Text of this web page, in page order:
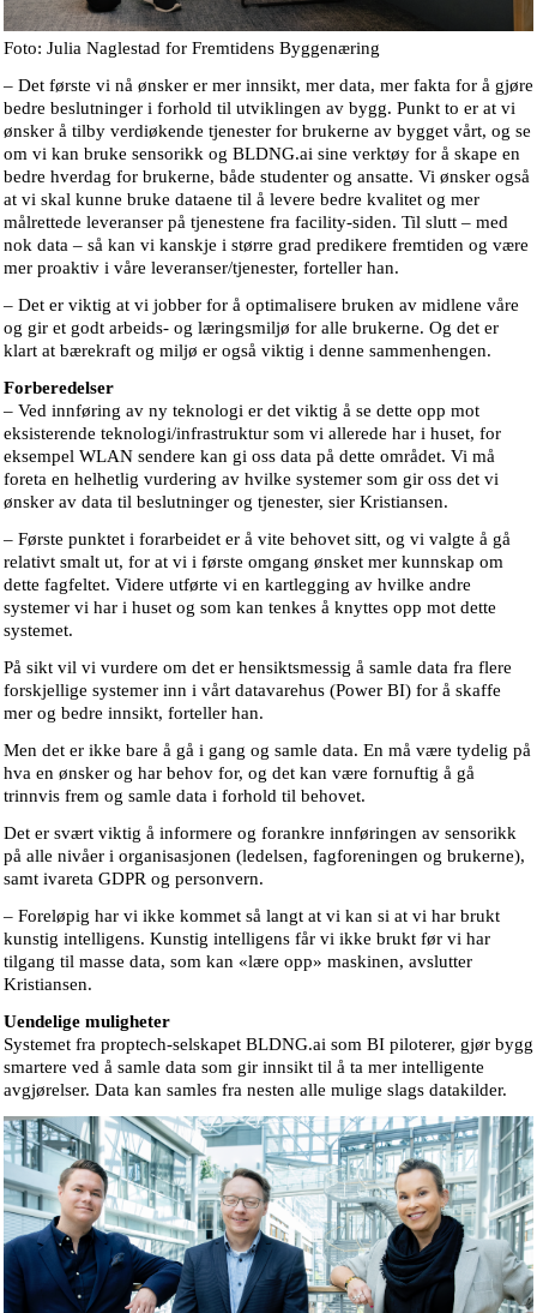
Foto: Julia Naglestad for Fremtidens Byggenæring
– Det første vi nå ønsker er mer innsikt, mer data, mer fakta for å gjøre
bedre beslutninger i forhold til utviklingen av bygg. Punkt to er at vi
ønsker å tilby verdiøkende tjenester for brukerne av bygget vårt, og se
om vi kan bruke sensorikk og BLDNG.ai sine verktøy for å skape en
bedre hverdag for brukerne, både studenter og ansatte. Vi ønsker også
at vi skal kunne bruke dataene til å levere bedre kvalitet og mer
målrettede leveranser på tjenestene fra facility-siden. Til slutt – med
nok data – så kan vi kanskje i større grad predikere fremtiden og være
mer proaktiv i våre leveranser/tjenester, forteller han.
– Det er viktig at vi jobber for å optimalisere bruken av midlene våre
og gir et godt arbeids- og læringsmiljø for alle brukerne. Og det er
klart at bærekraft og miljø er også viktig i denne sammenhengen.
Forberedelser
– Ved innføring av ny teknologi er det viktig å se dette opp mot
eksisterende teknologi/infrastruktur som vi allerede har i huset, for
eksempel WLAN sendere kan gi oss data på dette området. Vi må
foreta en helhetlig vurdering av hvilke systemer som gir oss det vi
ønsker av data til beslutninger og tjenester, sier Kristiansen.
– Første punktet i forarbeidet er å vite behovet sitt, og vi valgte å gå
relativt smalt ut, for at vi i første omgang ønsket mer kunnskap om
dette fagfeltet. Videre utførte vi en kartlegging av hvilke andre
systemer vi har i huset og som kan tenkes å knyttes opp mot dette
systemet.
På sikt vil vi vurdere om det er hensiktsmessig å samle data fra flere
forskjellige systemer inn i vårt datavarehus (Power BI) for å skaffe
mer og bedre innsikt, forteller han.
Men det er ikke bare å gå i gang og samle data. En må være tydelig på
hva en ønsker og har behov for, og det kan være fornuftig å gå
trinnvis frem og samle data i forhold til behovet.
Det er svært viktig å informere og forankre innføringen av sensorikk
på alle nivåer i organisasjonen (ledelsen, fagforeningen og brukerne),
samt ivareta GDPR og personvern.
– Foreløpig har vi ikke kommet så langt at vi kan si at vi har brukt
kunstig intelligens. Kunstig intelligens får vi ikke brukt før vi har
tilgang til masse data, som kan «lære opp» maskinen, avslutter
Kristiansen.
Uendelige muligheter
Systemet fra proptech-selskapet BLDNG.ai som BI piloterer, gjør bygg
smartere ved å samle data som gir innsikt til å ta mer intelligente
avgjørelser. Data kan samles fra nesten alle mulige slags datakilder.